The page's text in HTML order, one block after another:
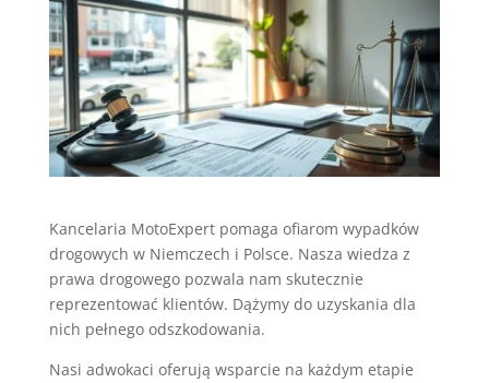
Kancelaria MotoExpert pomaga ofiarom wypadków
drogowych w Niemczech i Polsce. Nasza wiedza z
prawa drogowego pozwala nam skutecznie
reprezentować klientów. Dążymy do uzyskania dla
nich pełnego odszkodowania.
Nasi adwokaci oferują wsparcie na każdym etapie